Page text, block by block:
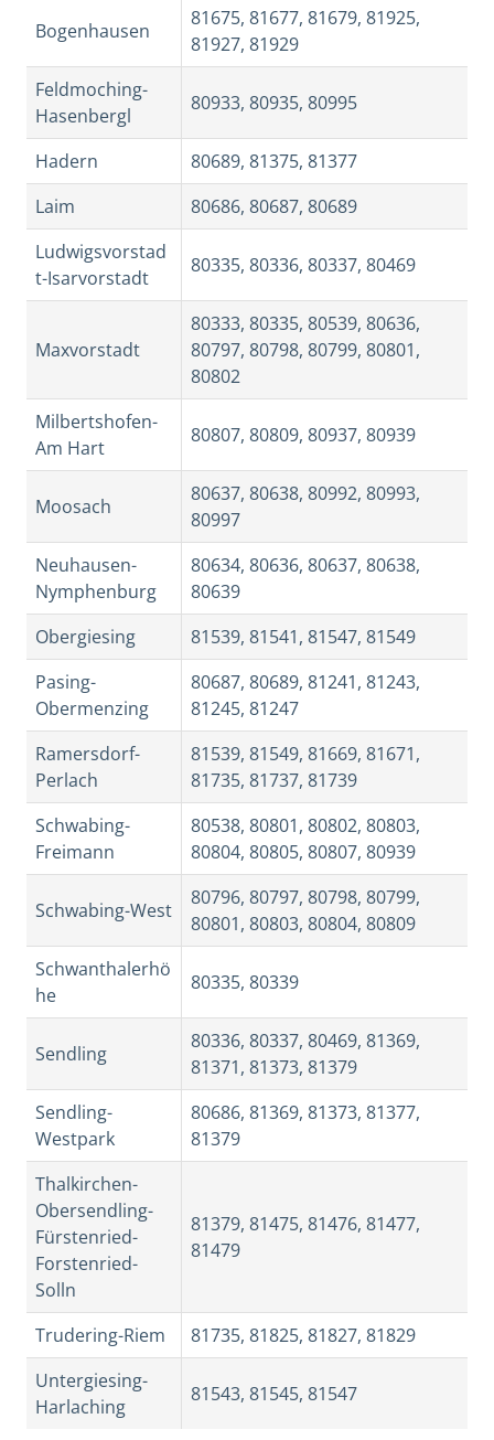
Bogenhausen
81675, 81677, 81679, 81925,
81927, 81929
Feldmoching-
Hasenbergl
80933, 80935, 80995
Hadern
80689, 81375, 81377
Laim
80686, 80687, 80689
Ludwigsvorstad
t-Isarvorstadt
80335, 80336, 80337, 80469
Maxvorstadt
80333, 80335, 80539, 80636,
80797, 80798, 80799, 80801,
80802
Milbertshofen-
Am Hart
80807, 80809, 80937, 80939
Moosach
80637, 80638, 80992, 80993,
80997
Neuhausen-
Nymphenburg
80634, 80636, 80637, 80638,
80639
Obergiesing
81539, 81541, 81547, 81549
Pasing-
Obermenzing
80687, 80689, 81241, 81243,
81245, 81247
Ramersdorf-
Perlach
81539, 81549, 81669, 81671,
81735, 81737, 81739
Schwabing-
Freimann
80538, 80801, 80802, 80803,
80804, 80805, 80807, 80939
Schwabing-West
80796, 80797, 80798, 80799,
80801, 80803, 80804, 80809
Schwanthalerhö
he
80335, 80339
Sendling
80336, 80337, 80469, 81369,
81371, 81373, 81379
Sendling-
Westpark
80686, 81369, 81373, 81377,
81379
Thalkirchen-
Obersendling-
Fürstenried-
Forstenried-
Solln
81379, 81475, 81476, 81477,
81479
Trudering-Riem
81735, 81825, 81827, 81829
Untergiesing-
Harlaching
81543, 81545, 81547